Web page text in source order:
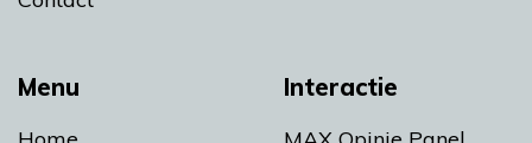
Menu Interactie